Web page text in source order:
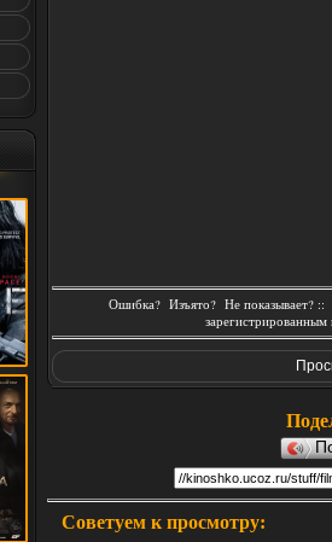
Ошибка? Изъято? Не показывает? ::
Советуем к просмотру: